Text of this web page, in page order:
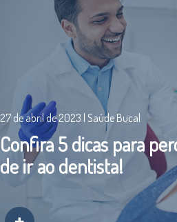
27 de abril de 2023 | Saúde Bucal
Confira 5 dicas para
de ir ao dentista!